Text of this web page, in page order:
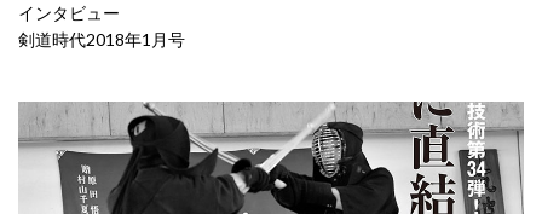
インタビュー
剣道時代2018年1月号